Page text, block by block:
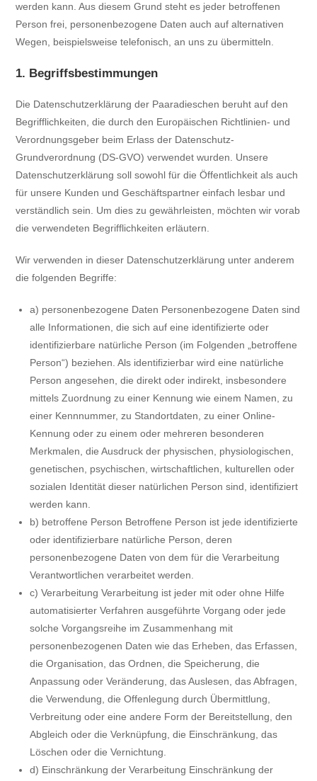
werden kann. Aus diesem Grund steht es jeder betroffenen
Person frei, personenbezogene Daten auch auf alternativen
Wegen, beispielsweise telefonisch, an uns zu übermitteln.
1. Begriffsbestimmungen
Die Datenschutzerklärung der Paaradieschen beruht auf den
Begrifflichkeiten, die durch den Europäischen Richtlinien- und
Verordnungsgeber beim Erlass der Datenschutz-
Grundverordnung (DS-GVO) verwendet wurden. Unsere
Datenschutzerklärung soll sowohl für die Öffentlichkeit als auch
für unsere Kunden und Geschäftspartner einfach lesbar und
verständlich sein. Um dies zu gewährleisten, möchten wir vorab
die verwendeten Begrifflichkeiten erläutern.
Wir verwenden in dieser Datenschutzerklärung unter anderem
die folgenden Begriffe:
a) personenbezogene Daten Personenbezogene Daten sind
alle Informationen, die sich auf eine identifizierte oder
identifizierbare natürliche Person (im Folgenden „betroffene
Person“) beziehen. Als identifizierbar wird eine natürliche
Person angesehen, die direkt oder indirekt, insbesondere
mittels Zuordnung zu einer Kennung wie einem Namen, zu
einer Kennnummer, zu Standortdaten, zu einer Online-
Kennung oder zu einem oder mehreren besonderen
Merkmalen, die Ausdruck der physischen, physiologischen,
genetischen, psychischen, wirtschaftlichen, kulturellen oder
sozialen Identität dieser natürlichen Person sind, identifiziert
werden kann.
b) betroffene Person Betroffene Person ist jede identifizierte
oder identifizierbare natürliche Person, deren
personenbezogene Daten von dem für die Verarbeitung
Verantwortlichen verarbeitet werden.
c) Verarbeitung Verarbeitung ist jeder mit oder ohne Hilfe
automatisierter Verfahren ausgeführte Vorgang oder jede
solche Vorgangsreihe im Zusammenhang mit
personenbezogenen Daten wie das Erheben, das Erfassen,
die Organisation, das Ordnen, die Speicherung, die
Anpassung oder Veränderung, das Auslesen, das Abfragen,
die Verwendung, die Offenlegung durch Übermittlung,
Verbreitung oder eine andere Form der Bereitstellung, den
Abgleich oder die Verknüpfung, die Einschränkung, das
Löschen oder die Vernichtung.
d) Einschränkung der Verarbeitung Einschränkung der